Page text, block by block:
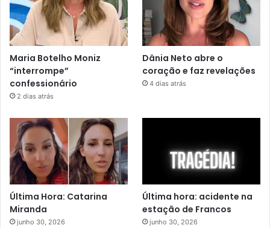
Maria Botelho Moniz
“interrompe”
confessionário
2 dias atrás
Dânia Neto abre o
coração e faz revelações
4 dias atrás
Última Hora: Catarina
Miranda
junho 30, 2026
Última hora: acidente na
estação de Francos
junho 30, 2026